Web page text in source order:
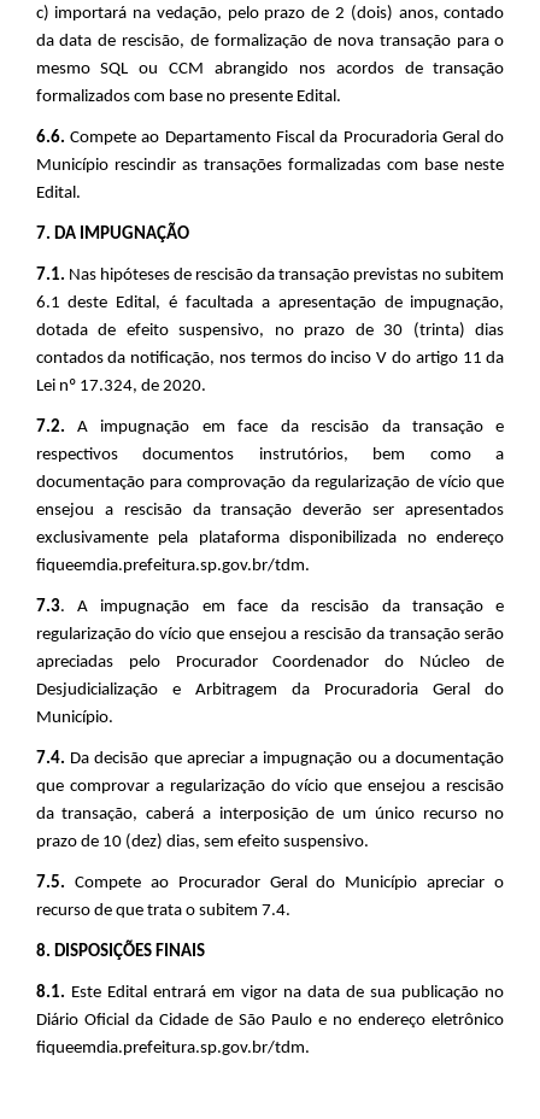
c) importará na vedação, pelo prazo de 2 (dois) anos, contado
da data de rescisão, de formalização de nova transação para o
mesmo SQL ou CCM abrangido nos acordos de transação
formalizados com base no presente Edital.
6.6. Compete ao Departamento Fiscal da Procuradoria Geral do
Município rescindir as transações formalizadas com base neste
Edital.
7. DA IMPUGNAÇÃO
7.1. Nas hipóteses de rescisão da transação previstas no subitem
6.1 deste Edital, é facultada a apresentação de impugnação,
dotada de efeito suspensivo, no prazo de 30 (trinta) dias
contados da notificação, nos termos do inciso V do artigo 11 da
Lei nº 17.324, de 2020.
7.2. A impugnação em face da rescisão da transação e
respectivos documentos instrutórios, bem como a
documentação para comprovação da regularização de vício que
ensejou a rescisão da transação deverão ser apresentados
exclusivamente pela plataforma disponibilizada no endereço
fiqueemdia.prefeitura.sp.gov.br/tdm.
7.3.A impugnação em face da rescisão da transação e
regularização do vício que ensejou a rescisão da transação serão
apreciadas pelo Procurador Coordenador do Núcleo de
Desjudicialização e Arbitragem da Procuradoria Geral do
Município.
7.4. Da decisão que apreciar a impugnação ou a documentação
que comprovar a regularização do vício que ensejou a rescisão
da transação, caberá a interposição de um único recurso no
prazo de 10 (dez) dias, sem efeito suspensivo.
7.5. Compete ao Procurador Geral do Município apreciar o
recurso de que trata o subitem 7.4.
8. DISPOSIÇÕES FINAIS
8.1. Este Edital entrará em vigor na data de sua publicação no
Diário Oficial da Cidade de São Paulo e no endereço eletrônico
fiqueemdia.prefeitura.sp.gov.br/tdm.